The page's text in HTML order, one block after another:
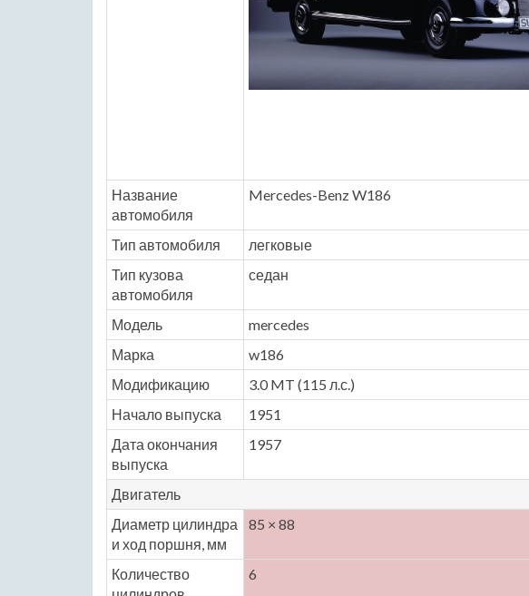
Название
автомобиля
Mercedes-Benz W186
Тип автомобиля легковые
Тип кузова
автомобиля
седан
Модель mercedes
Марка
w186
Модификацию
3.0 MT (115 л.с.)
Начало выпуска
1951
Дата окончания
выпуска
1957
Двигатель
Диаметр цилиндра
и ход поршня, мм
85 × 88
Количество
6